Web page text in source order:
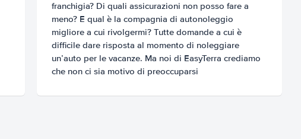
franchigia? Di quali assicurazioni non posso fare a
meno? E qual è la compagnia di autonoleggio
migliore a cui rivolgermi? Tutte domande a cui è
difficile dare risposta al momento di noleggiare
un’auto per le vacanze. Ma noi di EasyTerra crediamo
che non ci sia motivo di preoccuparsi